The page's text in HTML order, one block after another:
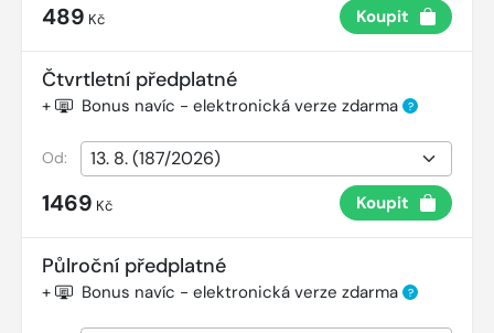
489 Kč Koupit
Čtvrtletní předplatné
+ Bonus navíc - elektronická verze zdarma ?
Od:
1469 Kč Koupit
Půlroční předplatné
+ Bonus navíc - elektronická verze zdarma ?